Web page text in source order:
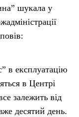
шукала у
в експлуатацію
в Центрі
залежить від
десятий день.